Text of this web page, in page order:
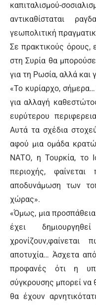
καπιταλισμού-
αντικαθίσταται
γεωπολιτική
Σε πρακτικούς όρους,
στη Συρία θα
για τη Ρωσία, αλλά και
«Το κυρίαρχο,
για αλλαγή
ευρύτερου
Αυτά τα σχέδια
αφού μια ομάδα
ΝΑΤΟ, η Τουρκία, το
περιοχής,
αποδυνάμωση των
χώρας».
«Όμως, μια
έχει
αποτυχία… Άσχετα
προφανές ότι η
σύγκρουσης μπορεί να
θα έχουν